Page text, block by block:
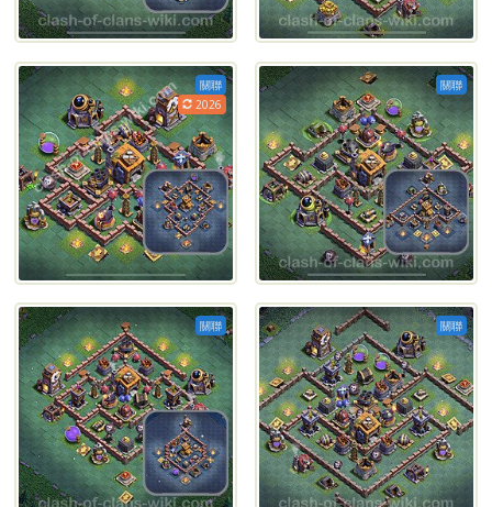
關聯
2026
關聯
關聯 關聯